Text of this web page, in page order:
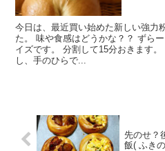
今日は、最近買い始めた新しい強力
た。 味や食感はどうかな？？ ずら
イズです。 分割して15分おきます
し、手のひらで...
先のせ？
飯( ふき